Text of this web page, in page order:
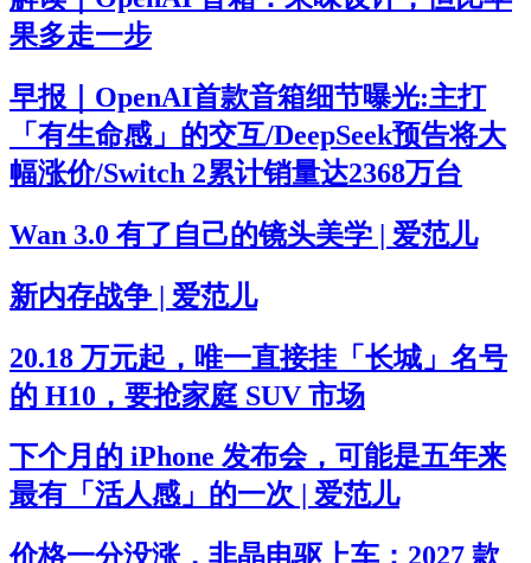
果多走一步
早报｜OpenAI首款音箱细节曝光:主打
「有生命感」的交互/DeepSeek预告将大
幅涨价/Switch 2累计销量达2368万台
Wan 3.0 有了自己的镜头美学 | 爱范儿
新内存战争 | 爱范儿
20.18 万元起，唯一直接挂「长城」名号
的 H10，要抢家庭 SUV 市场
下个月的 iPhone 发布会，可能是五年来
最有「活人感」的一次 | 爱范儿
价格一分没涨，非晶电驱上车：2027 款